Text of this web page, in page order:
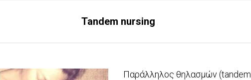
Tandem nursing
Παράλληλος θηλασμών (tandem